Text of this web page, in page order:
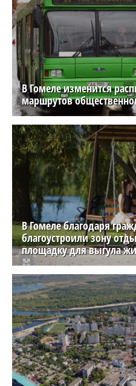
В Гомеле изменится
маршрутов
В Гомеле благодаря
благоустроили зону
площадку для выгула